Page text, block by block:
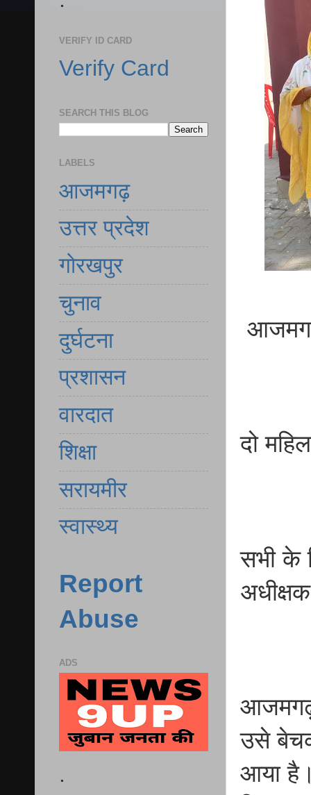
दो
सभी के
अधीक्षक
उसे
आया
VERIFY ID CARD
Verify Card
SEARCH THIS BLOG
LABELS
आजमगढ़
उत्तर प्रदेश
गोरखपुर
चुनाव
दुर्घटना
प्रशासन
वारदात
शिक्षा
सरायमीर
स्वास्थ्य
Report
Abuse
ADS
.